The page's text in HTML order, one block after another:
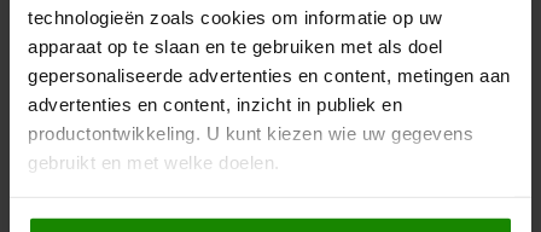
technologieën zoals cookies om informatie op uw
apparaat op te slaan en te gebruiken met als doel
gepersonaliseerde advertenties en content, metingen aan
advertenties en content, inzicht in publiek en
productontwikkeling. U kunt kiezen wie uw gegevens
gebruikt en met welke doelen.
Als u het toestaat, willen we ook graag: